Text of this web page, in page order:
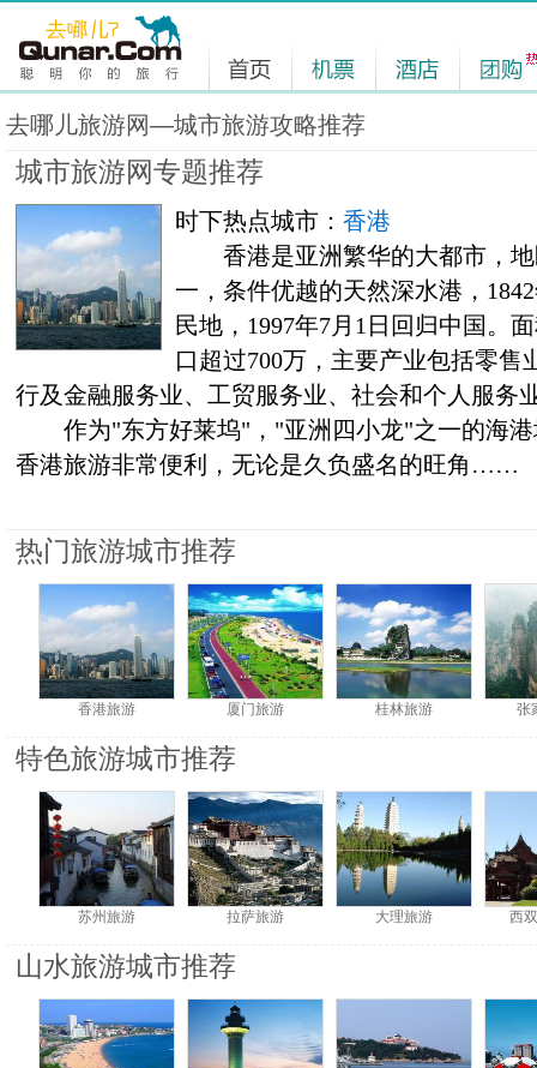
去哪儿旅游网—城市旅游攻略推荐
城市旅游网专题推荐
时下热点城市： 香港
香港是亚洲繁华的大都市，地
一，条件优越的天然深水港，
民地，1997年7月1日回归中国。
口超过700万，主要产业包括零售
行及金融服务业、工贸服务业、社会和个人服务
作为"东方好莱坞"，"亚洲四小龙"之一的海港
香港旅游非常便利，无论是久负盛名的旺角……
热门旅游城市推荐
香港旅游 厦门旅游 桂林旅游 张
特色旅游城市推荐
苏州旅游 拉萨旅游 大理旅游 西
山水旅游城市推荐